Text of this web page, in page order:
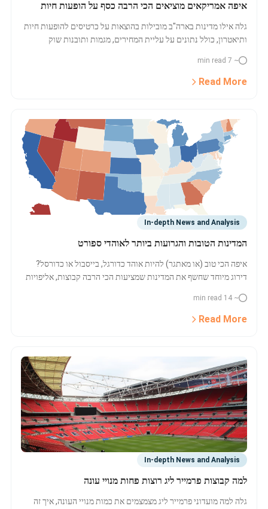
איפה אמריקאים מוציאים הכי הרבה כסף על הופעות חיות
גלה אילו מדינות בארה"ב מובילות בהוצאות על כרטיסים להופעות חיות
ותיאטרון, כולל נתונים על עליית המחירים, מגמות ותובנות שוק
~ 7 min read
Read More
In-depth News and Analysis
המדינות הטובות והגרועות ביותר לאוהדי ספורט
איפה הכי טוב (או מאתגר) להיות אוהד כדורגל, בייסבול או כדורסל?
דירוג מיוחד שחשף את המדינות שמציעות הכי הרבה קבוצות, אליפויות
וטקסס בראש.
~ 14 min read
Read More
In-depth News and Analysis
למה קבוצות פרמייר ליג רוצות פחות מנויי עונה
גלה למה מועדוני פרמייר ליג מצמצמים את כמות מנויי העונה, איך זה